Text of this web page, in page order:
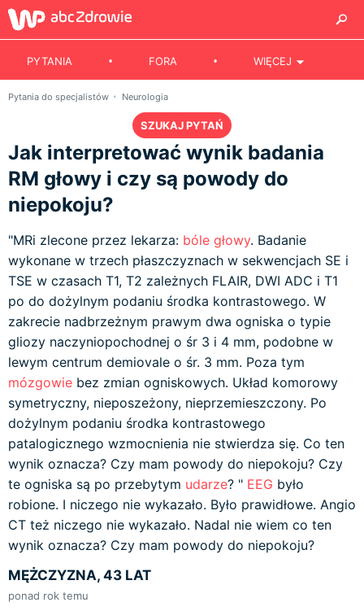
PYTANIA FORA WIĘCEJ
Pytania do specjalistów Neurologia
SZUKAJ PYTAŃ
Jak interpretować wynik badania
RM głowy i czy są powody do
niepokoju?
"MRi zlecone przez lekarza: bóle głowy. Badanie
wykonane w trzech płaszczyznach w sekwencjach SE i
TSE w czasach T1, T2 zależnych FLAIR, DWI ADC i T1
po do dożylnym podaniu środka kontrastowego. W
zakrecie nadbrzeżnym prawym dwa ogniska o typie
gliozy naczyniopochodnej o śr 3 i 4 mm, podobne w
lewym centrum demiovale o śr. 3 mm. Poza tym
mózgowie bez zmian ogniskowych. Układ komorowy
symetryczny, nieposzeżony, nieprzemieszczony. Po
dożylnym podaniu środka kontrastowego
patalogicznego wzmocnienia nie stwierdza się. Co ten
wynik oznacza? Czy mam powody do niepokoju? Czy
te ogniska są po przebytym udarze? " EEG było
robione. I niczego nie wykazało. Było prawidłowe. Angio
CT też niczego nie wykazało. Nadal nie wiem co ten
wynik oznacza? Czy mam powody do niepokoju?
MĘŻCZYZNA, 43 LAT
ponad rok temu